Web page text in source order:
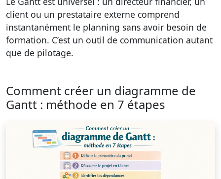
client ou un prestataire externe comprend
instantanément le planning sans avoir besoin de
formation. C’est un outil de communication autant
que de pilotage.
Comment créer un diagramme de
Gantt : méthode en 7 étapes